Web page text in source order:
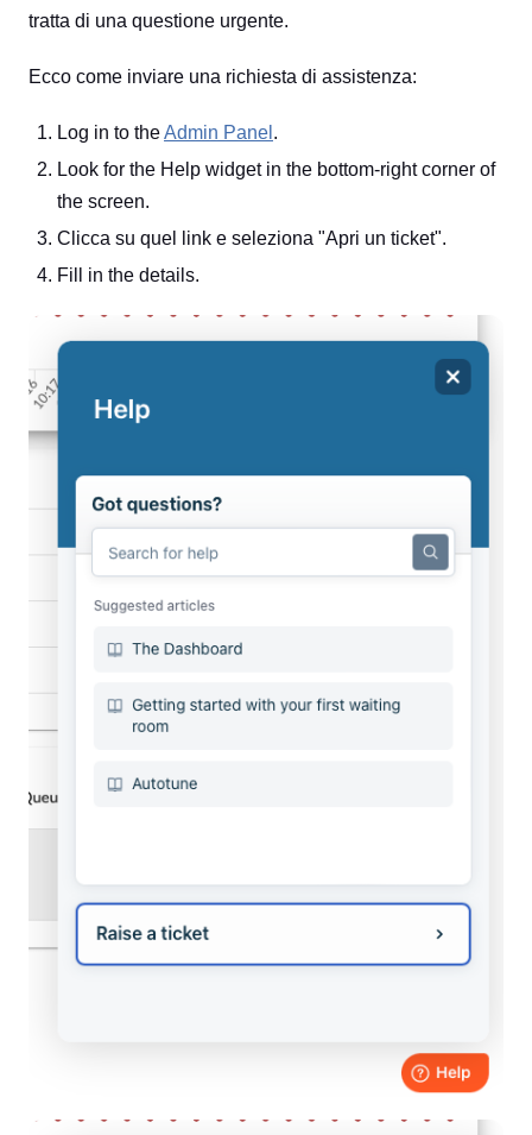
tratta di una questione urgente.
Ecco come inviare una richiesta di assistenza:
Log in to theAdmin Panel .
Look for the Help widget in the bottom-right corner of
the screen.
Clicca su quel link e seleziona "Apri un ticket".
Fill in the details.